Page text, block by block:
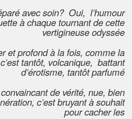
avec soin? Oui, l’humour
à chaque tournant de cette
vertigineuse odyssée
et profond à la fois, comme la
tantôt, volcanique, battant
d’érotisme, tantôt parfumé
de vérité, nue, bien
c’est bruyant à souhait
pour cacher les